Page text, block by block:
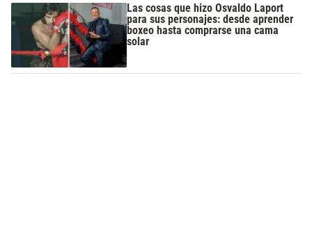
Las cosas que hizo Osvaldo Laport
para sus personajes: desde aprender
boxeo hasta comprarse una cama
solar